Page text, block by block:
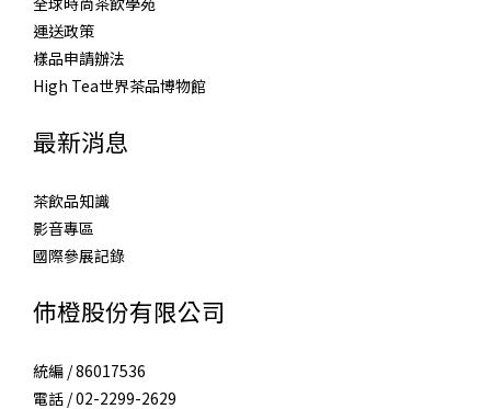
運送政策
樣品申請辦法
High Tea世界茶品博物館
最新消息
茶飲品知識
影音專區
國際參展記錄
伂橙股份有限公司
統編 / 86017536
電話 / 02-2299-2629